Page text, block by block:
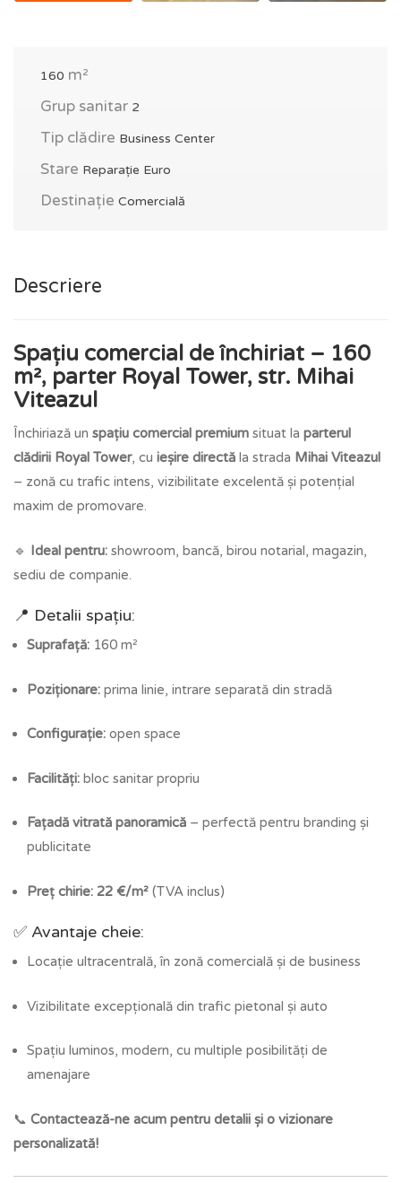
160 m²
Grup sanitar 2
Tip clădire Business Center
Stare Reparație Euro
Destinație Comercială
Descriere
Spațiu comercial de închiriat – 160
m², parter Royal Tower, str. Mihai
Viteazul
Închiriază un spațiu comercial premium situat la parterul
clădirii Royal Tower, cu ieșire directă la strada Mihai Viteazul
– zonă cu trafic intens, vizibilitate excelentă și potențial
maxim de promovare.
🔹 Ideal pentru: showroom, bancă, birou notarial, magazin,
sediu de companie.
📍 Detalii spațiu:
Suprafață: 160 m²
Poziționare: prima linie, intrare separată din stradă
Configurație: open space
Facilități: bloc sanitar propriu
Fațadă vitrată panoramică – perfectă pentru branding și
publicitate
Preț chirie: 22 €/m² (TVA inclus)
✅ Avantaje cheie:
Locație ultracentrală, în zonă comercială și de business
Vizibilitate excepțională din trafic pietonal și auto
Spațiu luminos, modern, cu multiple posibilități de
amenajare
📞 Contactează-ne acum pentru detalii și o vizionare
personalizată!